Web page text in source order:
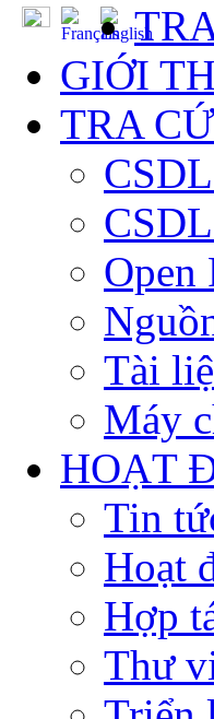
GIỚI
TRA
Open
Tài
Máy
HOẠT
Tin
Hoạt
Hợp
Thư